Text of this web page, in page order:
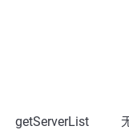
getServerList